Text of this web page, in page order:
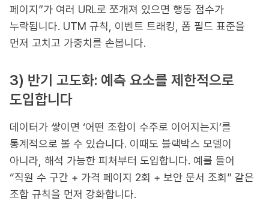
페이지”가 여러 URL로 쪼개져 있으면 행동 점수가
누락됩니다. UTM 규칙, 이벤트 트래킹, 폼 필드 표준을
먼저 고치고 가중치를 손봅니다.
3) 반기 고도화: 예측 요소를 제한적으로
도입합니다
데이터가 쌓이면 ‘어떤 조합이 수주로 이어지는지’를
통계적으로 볼 수 있습니다. 이때도 블랙박스 모델이
아니라, 해석 가능한 피처부터 도입합니다. 예를 들어
“직원 수 구간 + 가격 페이지 2회 + 보안 문서 조회” 같은
조합 규칙을 먼저 강화합니다.